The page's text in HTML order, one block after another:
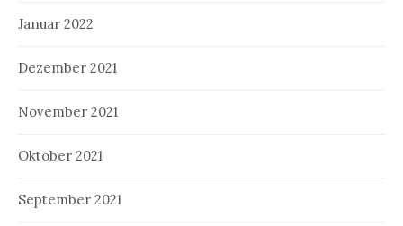
Januar 2022
Dezember 2021
November 2021
Oktober 2021
September 2021